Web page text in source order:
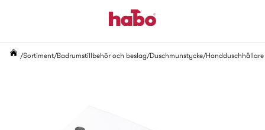
Sortiment Badrumstillbehör och beslag Duschmunstycke Handduschhållare